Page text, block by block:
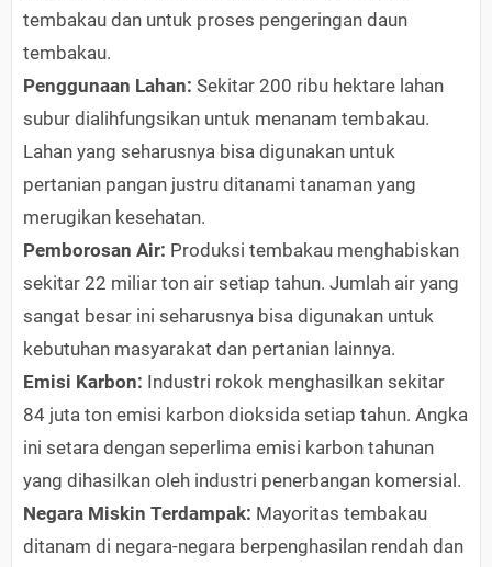
tembakau dan untuk proses pengeringan daun
tembakau.
Penggunaan Lahan: Sekitar 200 ribu hektare lahan
subur dialihfungsikan untuk menanam tembakau.
Lahan yang seharusnya bisa digunakan untuk
pertanian pangan justru ditanami tanaman yang
merugikan kesehatan.
Pemborosan Air: Produksi tembakau menghabiskan
sekitar 22 miliar ton air setiap tahun. Jumlah air yang
sangat besar ini seharusnya bisa digunakan untuk
kebutuhan masyarakat dan pertanian lainnya.
Emisi Karbon: Industri rokok menghasilkan sekitar
84 juta ton emisi karbon dioksida setiap tahun. Angka
ini setara dengan seperlima emisi karbon tahunan
yang dihasilkan oleh industri penerbangan komersial.
Negara Miskin Terdampak: Mayoritas tembakau
ditanam di negara-negara berpenghasilan rendah dan